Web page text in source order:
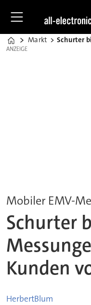
Home
Markt
ANZEIGE
ANZEIGE
Mobiler EMV-
Schurter
Kunden
HerbertBlum